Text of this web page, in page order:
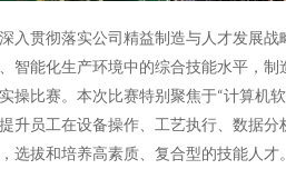
入贯彻落实公司精益制造与人才发展
智能化生产环境中的综合技能水平，
操比赛。本次比赛特别聚焦于“计算机
升员工在设备操作、工艺执行、数据
选拔和培养高素质、复合型的技能人才。